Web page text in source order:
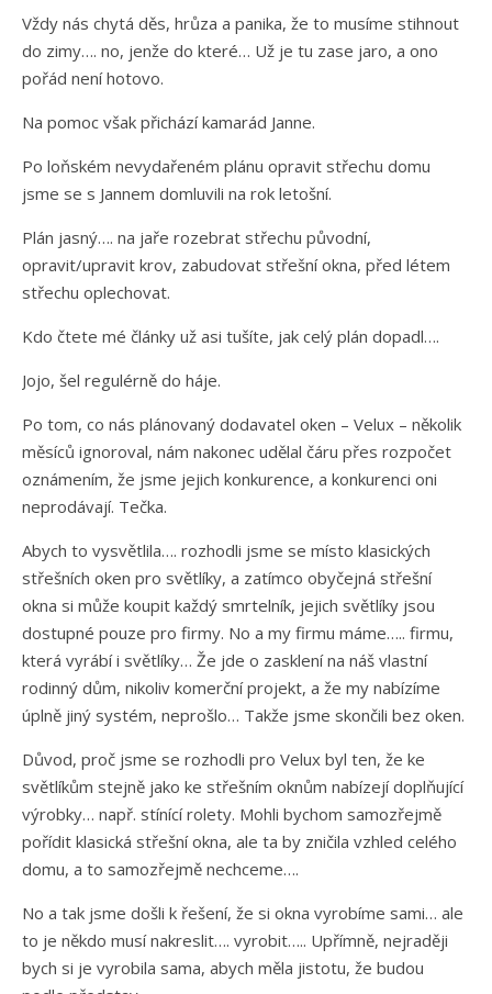
Vždy nás chytá děs, hrůza a panika, že to musíme stihnout
do zimy…. no, jenže do které… Už je tu zase jaro, a ono
pořád není hotovo.
Na pomoc však přichází kamarád Janne.
Po loňském nevydařeném plánu opravit střechu domu
jsme se s Jannem domluvili na rok letošní.
Plán jasný…. na jaře rozebrat střechu původní,
opravit/upravit krov, zabudovat střešní okna, před létem
střechu oplechovat.
Kdo čtete mé články už asi tušíte, jak celý plán dopadl….
Jojo, šel regulérně do háje.
Po tom, co nás plánovaný dodavatel oken – Velux – několik
měsíců ignoroval, nám nakonec udělal čáru přes rozpočet
oznámením, že jsme jejich konkurence, a konkurenci oni
neprodávají. Tečka.
Abych to vysvětlila…. rozhodli jsme se místo klasických
střešních oken pro světlíky, a zatímco obyčejná střešní
okna si může koupit každý smrtelník, jejich světlíky jsou
dostupné pouze pro firmy. No a my firmu máme….. firmu,
která vyrábí i světlíky… Že jde o zasklení na náš vlastní
rodinný dům, nikoliv komerční projekt, a že my nabízíme
úplně jiný systém, neprošlo… Takže jsme skončili bez oken.
Důvod, proč jsme se rozhodli pro Velux byl ten, že ke
světlíkům stejně jako ke střešním oknům nabízejí doplňující
výrobky… např. stínící rolety. Mohli bychom samozřejmě
pořídit klasická střešní okna, ale ta by zničila vzhled celého
domu, a to samozřejmě nechceme….
No a tak jsme došli k řešení, že si okna vyrobíme sami… ale
to je někdo musí nakreslit…. vyrobit….. Upřímně, nejraději
bych si je vyrobila sama, abych měla jistotu, že budou